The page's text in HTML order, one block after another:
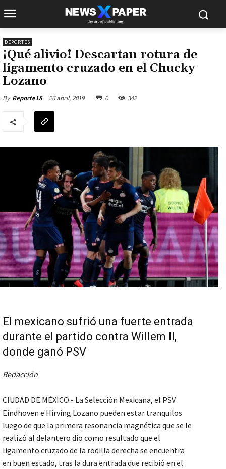
DEPORTES
¡Qué alivio! Descartan rotura de
ligamento cruzado en el Chucky
Lozano
By Reporte18 26 abril, 2019 0 342
El mexicano sufrió una fuerte entrada
durante el partido contra Willem II,
donde ganó PSV
Redacción
CIUDAD DE MÉXICO.- La Selección Mexicana, el PSV
Eindhoven e Hirving Lozano pueden estar tranquilos
luego de que la primera resonancia magnética que se le
realizó al delantero dio como resultado que el
ligamento cruzado de la rodilla derecha se encuentra
en buen estado, tras la dura entrada que recibió en el